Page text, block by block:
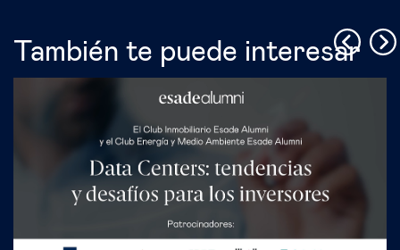
También te puede interesar